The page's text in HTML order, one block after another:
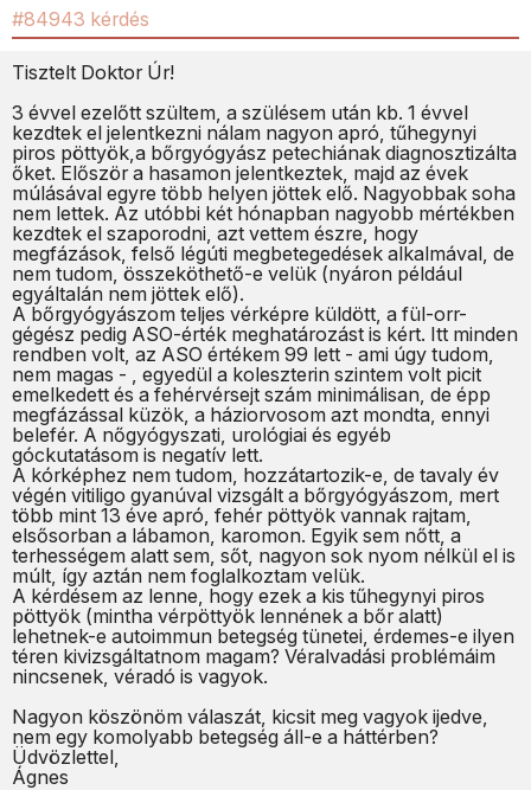
#84943 kérdés
Tisztelt Doktor Úr!
3 évvel ezelőtt szültem, a szülésem után kb. 1 évvel
kezdtek el jelentkezni nálam nagyon apró, tűhegynyi
piros pöttyök,a bőrgyógyász petechiának diagnosztizálta
őket. Először a hasamon jelentkeztek, majd az évek
múlásával egyre több helyen jöttek elő. Nagyobbak soha
nem lettek. Az utóbbi két hónapban nagyobb mértékben
kezdtek el szaporodni, azt vettem észre, hogy
megfázások, felső légúti megbetegedések alkalmával, de
nem tudom, összeköthető-e velük (nyáron például
egyáltalán nem jöttek elő).
A bőrgyógyászom teljes vérképre küldött, a fül-orr-
gégész pedig ASO-érték meghatározást is kért. Itt minden
rendben volt, az ASO értékem 99 lett - ami úgy tudom,
nem magas - , egyedül a koleszterin szintem volt picit
emelkedett és a fehérvérsejt szám minimálisan, de épp
megfázással küzök, a háziorvosom azt mondta, ennyi
belefér. A nőgyógyszati, urológiai és egyéb
góckutatásom is negatív lett.
A kórképhez nem tudom, hozzátartozik-e, de tavaly év
végén vitiligo gyanúval vizsgált a bőrgyógyászom, mert
több mint 13 éve apró, fehér pöttyök vannak rajtam,
elsősorban a lábamon, karomon. Egyik sem nőtt, a
terhességem alatt sem, sőt, nagyon sok nyom nélkül el is
múlt, így aztán nem foglalkoztam velük.
A kérdésem az lenne, hogy ezek a kis tűhegynyi piros
pöttyök (mintha vérpöttyök lennének a bőr alatt)
lehetnek-e autoimmun betegség tünetei, érdemes-e ilyen
téren kivizsgáltatnom magam? Véralvadási problémáim
nincsenek, véradó is vagyok.
Nagyon köszönöm válaszát, kicsit meg vagyok ijedve,
nem egy komolyabb betegség áll-e a háttérben?
Üdvözlettel,
Ágnes